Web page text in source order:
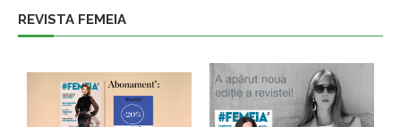
REVISTA FEMEIA